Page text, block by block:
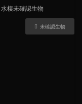
水棲未確認生物
未確認生物